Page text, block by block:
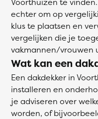
echter om op
klus te plaatsen en
vergelijken die je
vakmannen/vrouwen
Wat kan een
Een dakdekker in
installeren en
je adviseren over
worden, of